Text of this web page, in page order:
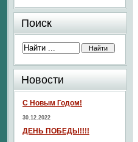
Поиск
Новости
С Новым Годом!
30.12.2022
ДЕНЬ ПОБЕДЫ!!!!